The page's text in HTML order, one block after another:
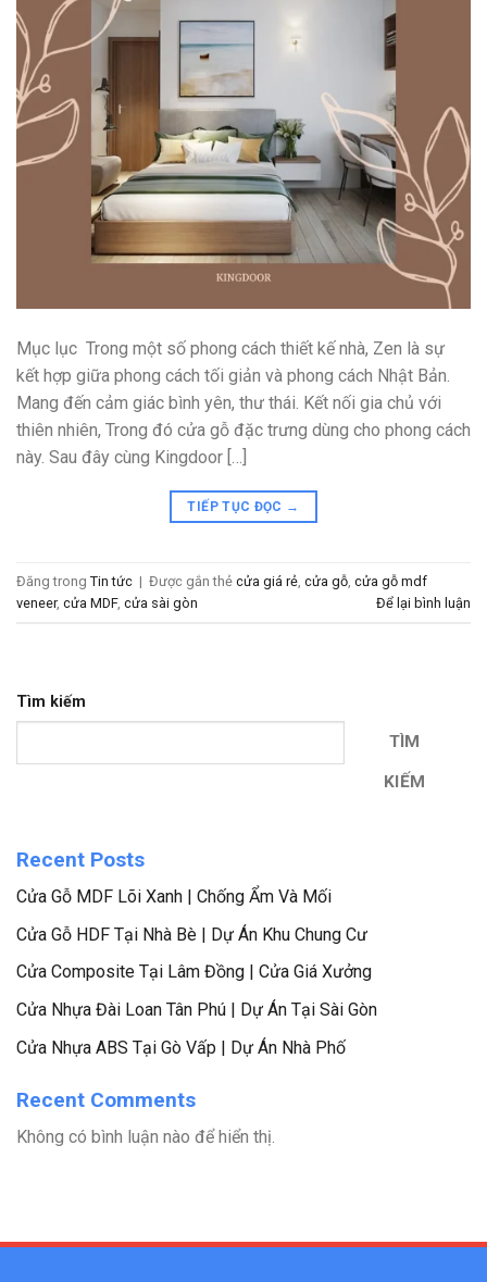
Mục lục Trong một số phong cách thiết kế nhà, Zen là sự
kết hợp giữa phong cách tối giản và phong cách Nhật Bản.
Mang đến cảm giác bình yên, thư thái. Kết nối gia chủ với
thiên nhiên, Trong đó cửa gỗ đặc trưng dùng cho phong cách
này. Sau đây cùng Kingdoor […]
TIẾP TỤC ĐỌC →
Đăng trong Tin tức | Được gắn thẻ cửa giá rẻ cửa gỗ cửa gỗ mdf
veneer, cửa MDF, cửa sài gòn Để lại bình luận
Tìm kiếm
TÌM
KIẾM
Recent Posts
Cửa Gỗ MDF Lõi Xanh | Chống Ẩm Và Mối
Cửa Gỗ HDF Tại Nhà Bè | Dự Án Khu Chung Cư
Cửa Composite Tại Lâm Đồng | Cửa Giá Xưởng
Cửa Nhựa Đài Loan Tân Phú | Dự Án Tại Sài Gòn
Cửa Nhựa ABS Tại Gò Vấp | Dự Án Nhà Phố
Recent Comments
Không có bình luận nào để hiển thị.